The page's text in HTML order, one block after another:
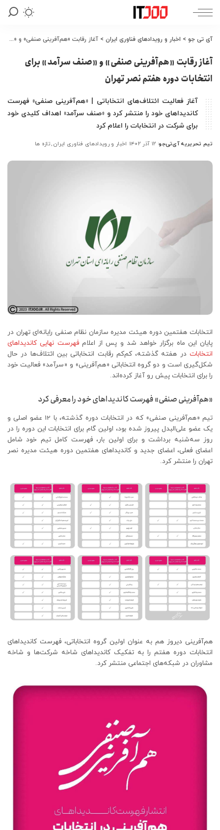
آی تی جو > اخبار و رویدادهای فناوری ایران > آغاز رقابت «هم‌آفرینی صنفی» و «صنف سرآمد» برای انتخابات دوره هفتم نصر تهران
آغاز رقابت «هم‌آفرینی صنفی» و «صنف سرآمد» برای
انتخابات دوره هفتم نصر تهران
آغاز فعالیت ائتلاف‌های انتخاباتی | «هم‌آفرینی صنفی» فهرست
کاندیداهای خود را منتشر کرد و «صنف سرآمد» اهداف کلیدی خود
برای شرکت در انتخابات را اعلام کرد
ارسال
توسط
تیم تحریریه آی‌تی‌جو ۱۲ آذر ۱۴۰۲ اخبار و رویدادهای فناوری ایران تازه ها
انتخابات هفتمین دوره هیئت مدیره سازمان نظام صنفی رایانه‌ای تهران در
پایان این ماه برگزار خواهد شد و پس از اعلامفهرست نهایی کاندیداهای
انتخابات در هفته گذشته، کم‌کم رقابت انتخاباتی بین ائتلاف‌ها در حال
شکل‌گیری است و دو گروه انتخاباتی «هم‌آفرینی» و «سرآمد» فعالیت خود
را برای انتخابات پیش رو آغاز کرده‌اند.
«هم‌آفرینی صنفی» فهرست کاندیداهای خود را معرفی کرد
تیم «هم‌آفرینی صنفی» که در انتخابات دوره گذشته، با 12 عضو اصلی و
یک عضو علی‌البدل پیروز شده بود، اولین گام برای انتخابات این دوره را در
روز سه‌شنبه برداشت و برای اولین بار، فهرست کامل تیم خود شامل
اعضای فعلی، اعضای جدید و کاندیداهای هفتمین دوره هیئت مدیره نصر
تهران را منتشر کرد.
هم‌آفرینی دیروز هم به عنوان اولین گروه انتخاباتی، فهرست کاندیداهای
انتخابات دوره هفتم را به تفکیک کاندیداهای شاخه شرکت‌ها و شاخه
مشاوران در شبکه‌های اجتماعی منتشر کرد.